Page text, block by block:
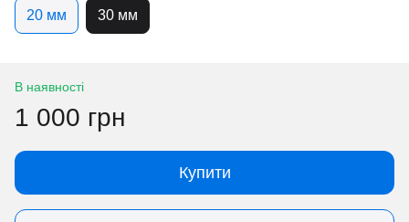
20 мм 30 мм
В наявності
1 000 грн
Купити